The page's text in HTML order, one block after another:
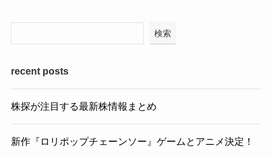
検索
recent posts
株探が注目する最新株情報まとめ
新作『ロリポップチェーンソー』ゲームとアニメ決定！